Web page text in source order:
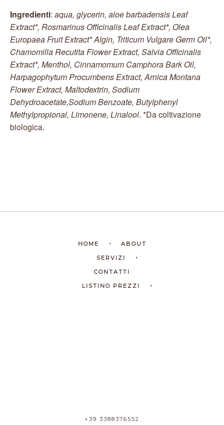
Ingredienti: aqua, glycerin, aloe barbadensis Leaf
Extract*, Rosmarinus Officinalis Leaf Extract*, Olea
Europaea Fruit Extract* Algin, Triticum Vulgare Germ Oil*,
Chamomilla Recutita Flower Extract, Salvia Officinalis
Extract*, Menthol, Cinnamomum Camphora Bark Oil,
Harpagophytum Procumbens Extract, Arnica Montana
Flower Extract, Maltodextrin, Sodium
Dehydroacetate,Sodium Benzoate, Butylphenyl
Methylpropional, Limonene, Linalool. *Da coltivazione
biologica.
HOME
ABOUT
SERVIZI
CONTATTI
LISTINO PREZZI
+39 3388376552